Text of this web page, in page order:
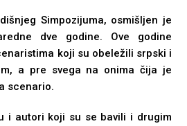
Simpozijuma, osmišljen je
dve godine. Ove godine
koji su obeležili srpski i
a pre svega na onima čija je
scenario.
i autori koji su se bavili i drugim